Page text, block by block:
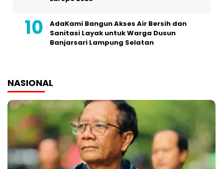
AdaKami Bangun Akses Air Bersih dan
Sanitasi Layak untuk Warga Dusun
Banjarsari Lampung Selatan
NASIONAL